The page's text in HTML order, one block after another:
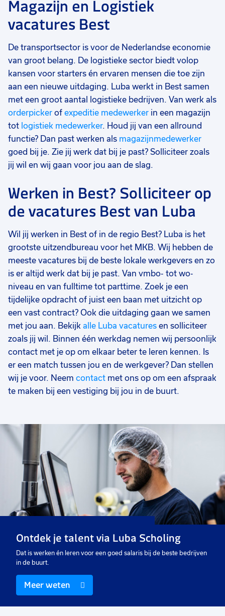
Magazijn en Logistiek
vacatures Best
De transportsector is voor de Nederlandse economie
van groot belang. De logistieke sector biedt volop
kansen voor starters én ervaren mensen die toe zijn
aan een nieuwe uitdaging. Luba werkt in Best samen
met een groot aantal logistieke bedrijven. Van werk als
orderpicker of expeditie medewerker in een magazijn
tot logistiek medewerker. Houd jij van een allround
functie? Dan past werken als magazijnmedewerker
goed bij je. Zie jij werk dat bij je past? Solliciteer zoals
jij wil en wij gaan voor jou aan de slag.
Werken in Best? Solliciteer op
de vacatures Best van Luba
Wil jij werken in Best of in de regio Best? Luba is het
grootste uitzendbureau voor het MKB. Wij hebben de
meeste vacatures bij de beste lokale werkgevers en zo
is er altijd werk dat bij je past. Van vmbo- tot wo-
niveau en van fulltime tot parttime. Zoek je een
tijdelijke opdracht of juist een baan met uitzicht op
een vast contract? Ook die uitdaging gaan we samen
met jou aan. Bekijk alle Luba vacatures en solliciteer
zoals jij wil. Binnen één werkdag nemen wij persoonlijk
contact met je op om elkaar beter te leren kennen. Is
er een match tussen jou en de werkgever? Dan stellen
wij je voor. Neem contact met ons op om een afspraak
te maken bij een vestiging bij jou in de buurt.
Ontdek je talent via Luba Scholing
Dat is werken én leren voor een goed salaris bij de beste bedrijven
in de buurt.
Meer weten